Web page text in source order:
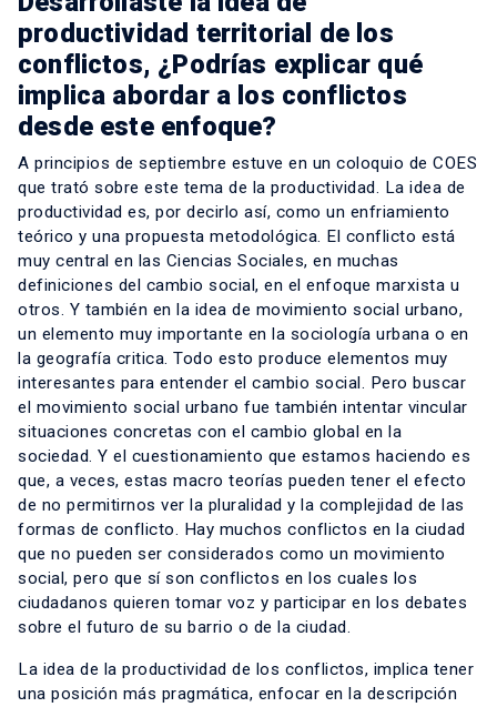
productividad territorial de los
conflictos, ¿Podrías explicar qué
implica abordar a los conflictos
desde este enfoque?
A principios de septiembre estuve en un coloquio de COES
que trató sobre este tema de la productividad. La idea de
productividad es, por decirlo así, como un enfriamiento
teórico y una propuesta metodológica. El conflicto está
muy central en las Ciencias Sociales, en muchas
definiciones del cambio social, en el enfoque marxista u
otros. Y también en la idea de movimiento social urbano,
un elemento muy importante en la sociología urbana o en
la geografía critica. Todo esto produce elementos muy
interesantes para entender el cambio social. Pero buscar
el movimiento social urbano fue también intentar vincular
situaciones concretas con el cambio global en la
sociedad. Y el cuestionamiento que estamos haciendo es
que, a veces, estas macro teorías pueden tener el efecto
de no permitirnos ver la pluralidad y la complejidad de las
formas de conflicto. Hay muchos conflictos en la ciudad
que no pueden ser considerados como un movimiento
social, pero que sí son conflictos en los cuales los
ciudadanos quieren tomar voz y participar en los debates
sobre el futuro de su barrio o de la ciudad.
La idea de la productividad de los conflictos, implica tener
una posición más pragmática, enfocar en la descripción